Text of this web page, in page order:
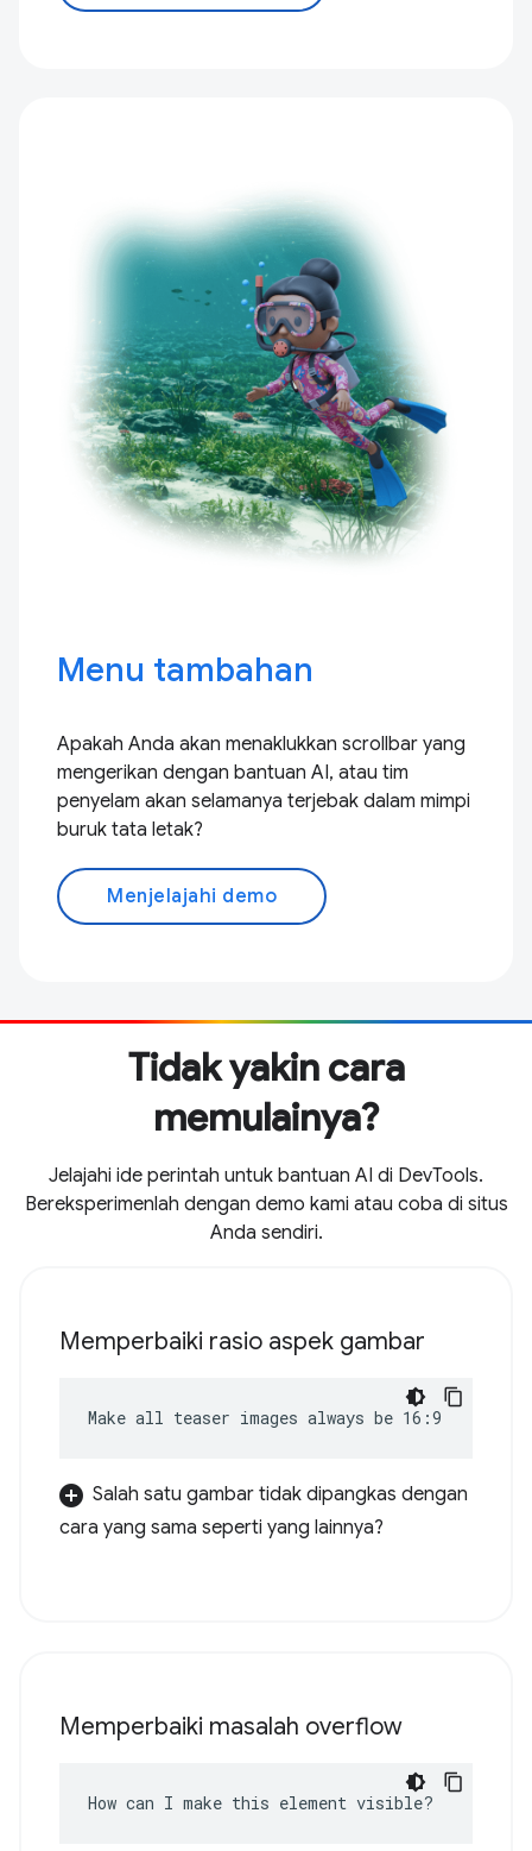
Menu tambahan
Apakah Anda akan menaklukkan scrollbar yang
mengerikan dengan bantuan AI, atau tim
penyelam akan selamanya terjebak dalam mimpi
buruk tata letak?
Menjelajahi demo
Tidak yakin cara
memulainya?
Jelajahi ide perintah untuk bantuan AI di DevTools.
Bereksperimenlah dengan demo kami atau coba di situs
Anda sendiri.
Memperbaiki rasio aspek gambar
Make all teaser images always be 16:9
Salah satu gambar tidak dipangkas dengan
cara yang sama seperti yang lainnya?
Memperbaiki masalah overflow
How can I make this element visible?